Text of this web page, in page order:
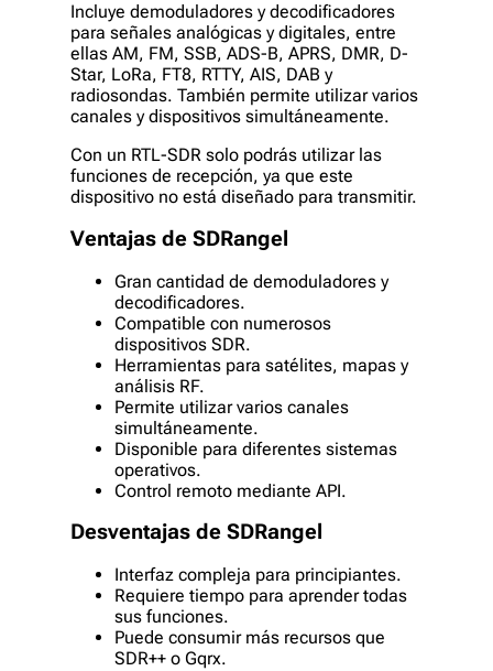
Incluye demoduladores y decodificadores
para señales analógicas y digitales, entre
ellas AM, FM, SSB, ADS-B, APRS, DMR, D-
Star, LoRa, FT8, RTTY, AIS, DAB y
radiosondas. También permite utilizar varios
canales y dispositivos simultáneamente.
Con un RTL-SDR solo podrás utilizar las
funciones de recepción, ya que este
dispositivo no está diseñado para transmitir.
Ventajas de SDRangel
Gran cantidad de demoduladores y
decodificadores.
Compatible con numerosos
dispositivos SDR.
Herramientas para satélites, mapas y
análisis RF.
Permite utilizar varios canales
simultáneamente.
Disponible para diferentes sistemas
operativos.
Control remoto mediante API.
Desventajas de SDRangel
Interfaz compleja para principiantes.
Requiere tiempo para aprender todas
sus funciones.
Puede consumir más recursos que
SDR++ o Gqrx.